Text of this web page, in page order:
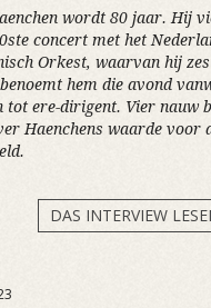
wordt 80 jaar. Hij
concert met het
Orkest, waarvan hij
hem die avond
tot ere-dirigent. Vier nauw
Haenchens waarde voor
DAS INTERVIEW